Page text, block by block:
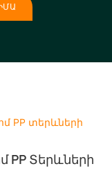
PP Տերևների